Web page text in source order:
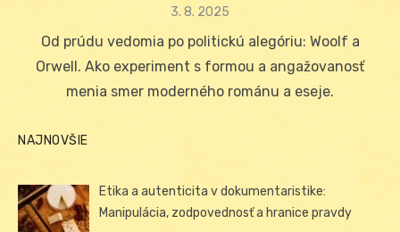
Posted
3. 8. 2025
Od prúdu vedomia po politickú alegóriu: Woolf a
Orwell. Ako experiment s formou a angažovanosť
menia smer moderného románu a eseje.
NAJNOVŠIE
Etika a autenticita v dokumentaristike:
Manipulácia, zodpovednosť a hranice pravdy